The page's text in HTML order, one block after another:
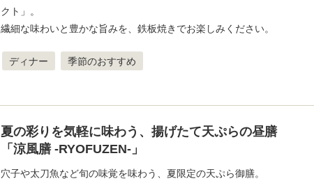
クト」。
繊細な味わいと豊かな旨みを、鉄板焼きでお楽しみください。
ディナー 季節のおすすめ
夏の彩りを気軽に味わう、揚げたて天ぷらの昼膳
「涼風膳 -RYOFUZEN-」
穴子や太刀魚など旬の味覚を味わう、夏限定の天ぷら御膳。